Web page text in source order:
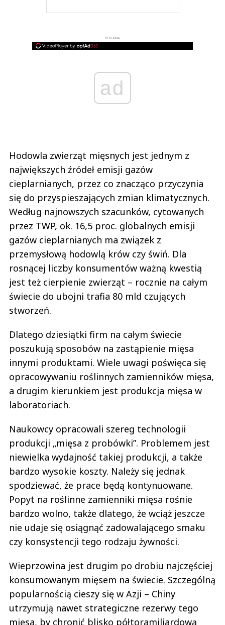
REKLAMA
ad
Hodowla zwierząt mięsnych jest jednym z
największych źródeł emisji gazów
cieplarnianych, przez co znacząco przyczynia
się do przyspieszających zmian klimatycznych.
Według najnowszych szacunków, cytowanych
przez TWP, ok. 16,5 proc. globalnych emisji
gazów cieplarnianych ma związek z
przemysłową hodowlą krów czy świń. Dla
rosnącej liczby konsumentów ważną kwestią
jest też cierpienie zwierząt – rocznie na całym
świecie do ubojni trafia 80 mld czujących
stworzeń.
Dlatego dziesiątki firm na całym świecie
poszukują sposobów na zastąpienie mięsa
innymi produktami. Wiele uwagi poświęca się
opracowywaniu roślinnych zamienników mięsa,
a drugim kierunkiem jest produkcja mięsa w
laboratoriach.
Naukowcy opracowali szereg technologii
produkcji „mięsa z probówki”. Problemem jest
niewielka wydajność takiej produkcji, a także
bardzo wysokie koszty. Należy się jednak
spodziewać, że prace będą kontynuowane.
Popyt na roślinne zamienniki mięsa rośnie
bardzo wolno, także dlatego, że wciąż jeszcze
nie udaje się osiągnąć zadowalającego smaku
czy konsystencji tego rodzaju żywności.
Wieprzowina jest drugim po drobiu najczęściej
konsumowanym mięsem na świecie. Szczególną
popularnością cieszy się w Azji – Chiny
utrzymują nawet strategiczne rezerwy tego
mięsa, by chronić blisko półtoramiliardową